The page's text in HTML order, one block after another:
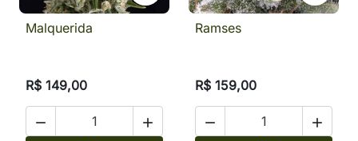
Malquerida
R$ 149,00
 
Ramses
R$ 159,00
 